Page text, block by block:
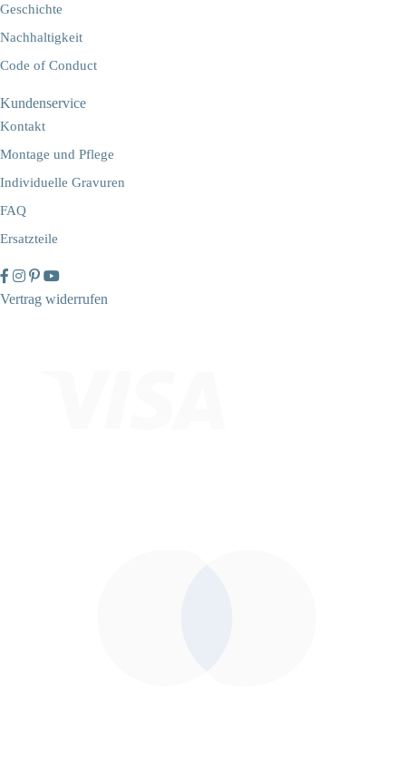
Geschichte
Nachhaltigkeit
Code of Conduct
Kundenservice
Kontakt
Montage und Pflege
Individuelle Gravuren
FAQ
Ersatzteile
Vertrag widerrufen